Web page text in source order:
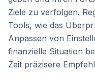
Ziele zu verfolgen.
Tools, wie das
Anpassen von
finanzielle Situation
Zeit präzisere